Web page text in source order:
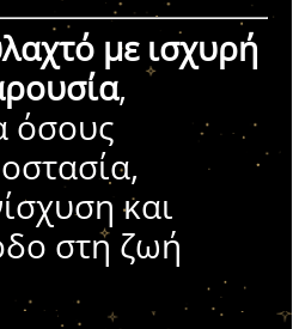
με ισχυρή
,
όσους
και
στη ζωή